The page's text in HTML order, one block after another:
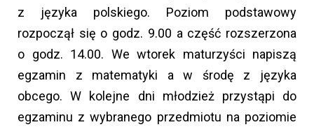
z języka polskiego. Poziom podstawowy
rozpoczął się o godz. 9.00 a część rozszerzona
o godz. 14.00. We wtorek maturzyści napiszą
egzamin z matematyki a w środę z języka
obcego. W kolejne dni młodzież przystąpi do
egzaminu z wybranego przedmiotu na poziomie